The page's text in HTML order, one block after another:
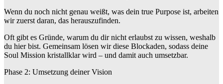
Wenn du noch nicht genau weißt, was dein true Purpose ist, arbeiten
wir zuerst daran, das herauszufinden.
Oft gibt es Gründe, warum du dir nicht erlaubst zu wissen, weshalb
du hier bist. Gemeinsam lösen wir diese Blockaden, sodass deine
Soul Mission kristallklar wird – und damit auch umsetzbar.
Phase 2: Umsetzung deiner Vision